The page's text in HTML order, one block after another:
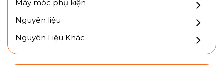
Máy móc phụ kiện
Nguyên liệu
Nguyên Liệu Khác